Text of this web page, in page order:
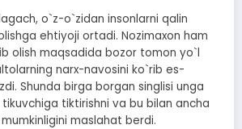
o`z-o`zidan insonlarni qalin
ehtiyoji ortadi. Nozimaxon ham
olish maqsadida bozor tomon yo`l
narx-navosini ko`rib es-
Shunda birga borgan singlisi unga
tiktirishni va bu bilan ancha
maslahat berdi.